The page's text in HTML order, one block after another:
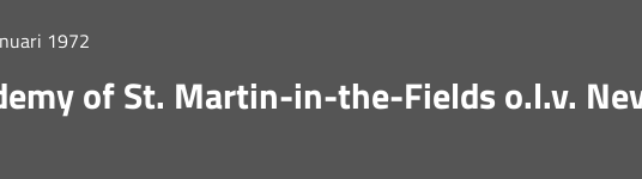
1972
of St. Martin-in-the-Fields o.l.v.